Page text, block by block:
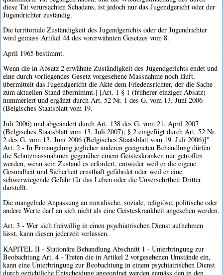
diese Tat verursachten Schadens, ist jedoch nur das Jugendgericht oder der
Jugendrichter zuständig.
Die territoriale Zuständigkeit des Jugendgerichts oder der Jugendrichter
wird gemäss Artikel 44 des vorerwähnten Gesetzes vom 8.
April 1965 bestimmt.
Wenn die in Absatz 2 erwähnte Zuständigkeit des Jugendgerichts endet und
eine durch vorliegendes Gesetz vorgesehene Massnahme noch läuft,
übermittelt das Jugendgericht die Akte dem Friedensrichter, der die Sache
zum aktuellen Stand übernimmt.] [Art. 1 § 1 (früherer einziger Absatz)
nummeriert und ergänzt durch Art. 52 Nr. 1 des G. vom 13. Juni 2006
(Belgisches Staatsblatt vom 19.
Juli 2006) und abgeändert durch Art. 138 des G. vom 21. April 2007
(Belgisches Staatsblatt vom 13. Juli 2007); § 2 eingefügt durch Art. 52 Nr.
2 des G. vom 13. Juni 2006 (Belgisches Staatsblatt vom 19. Juli 2006)]"
Art. 2 - In Ermangelung jeglicher anderen geeigneten Behandlung dürfen
die Schutzmassnahmen gegenüber einem Geisteskranken nur getroffen
werden, wenn sein Zustand es erfordert, entweder weil er die eigene
Gesundheit und Sicherheit ernsthaft gefährdet oder weil er eine
schwerwiegende Gefahr für das Leben oder die Unversehrtheit Dritter
darstellt.
Die mangelnde Anpassung an moralische, soziale, religiöse, politische oder
andere Werte darf an sich nicht als eine Geisteskrankheit angesehen werden.
Art. 3 - Wer sich freiwillig in einen psychiatrischen Dienst aufnehmen
lässt, kann diesen jederzeit verlassen.
KAPITEL II - Stationäre Behandlung Abschnitt 1 - Unterbringung zur
Beobachtung Art. 4 - Treten die in Artikel 2 vorgesehenen Umstände ein,
kann eine Unterbringung zur Beobachtung in einem psychiatrischen Dienst
durch gerichtliche Entscheidung angeordnet werden gemäss den in den